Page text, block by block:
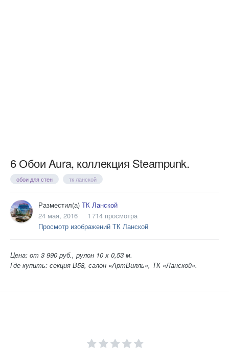
6 Обои Aura, коллекция Steampunk.
обои для стен тк ланской
Разместил(а) ТК Ланской
24 мая, 2016
1 714 просмотра
Просмотр изображений ТК Ланской
Цена: от 3 990 руб., рулон 10 х 0,53 м.
Где купить: секция В58, салон «АртВилль», ТК «Ланской».